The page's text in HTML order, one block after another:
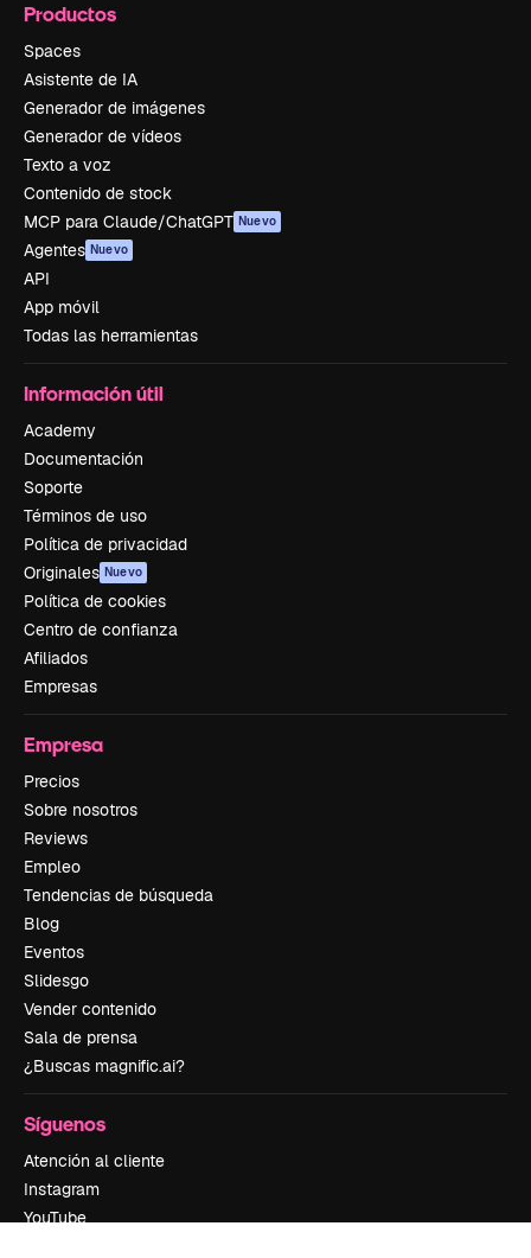
Productos
Spaces
Asistente de IA
Generador de imágenes
Generador de vídeos
Texto a voz
Contenido de stock
MCP para Claude/ChatGPT Nuevo
Agentes Nuevo
API
App móvil
Todas las herramientas
Información útil
Academy
Documentación
Soporte
Términos de uso
Política de privacidad
Originales Nuevo
Política de cookies
Centro de confianza
Afiliados
Empresas
Empresa
Precios
Sobre nosotros
Reviews
Empleo
Tendencias de búsqueda
Blog
Eventos
Slidesgo
Vender contenido
Sala de prensa
¿Buscas magnific.ai?
Síguenos
Atención al cliente
Instagram
YouTube